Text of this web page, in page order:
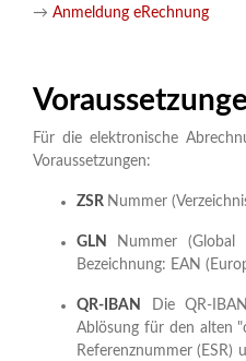
→ Anmeldung eRechnung
Für die elektronische
Voraussetzungen:
ZSR Nummer
GLN
Nummer (Global
Bezeichnung: EAN
QR-IBAN
Die QR-
Ablösung für den alten
Referenznummer